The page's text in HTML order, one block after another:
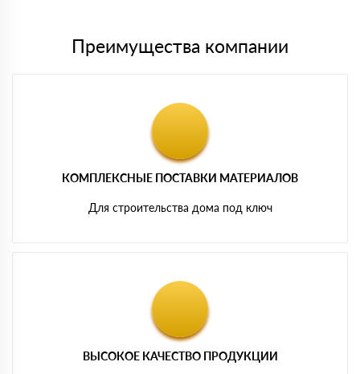
Преимущества компании
КОМПЛЕКСНЫЕ ПОСТАВКИ МАТЕРИАЛОВ
Для строительства дома под ключ
ВЫСОКОЕ КАЧЕСТВО ПРОДУКЦИИ